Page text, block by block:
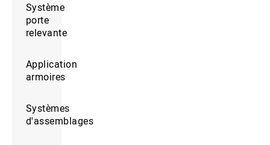
Système
porte
relevante
Application
armoires
Systèmes
d'assemblages